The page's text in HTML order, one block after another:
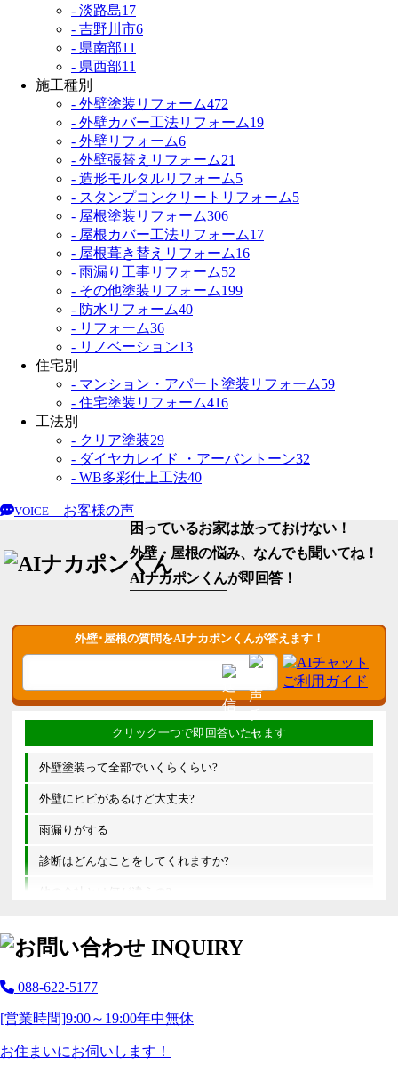
- 淡路島17
- 吉野川市6
- 県南部11
- 県西部11
施工種別
- 外壁塗装リフォーム472
- 外壁カバー工法リフォーム19
- 外壁リフォーム6
- 外壁張替えリフォーム21
- 造形モルタルリフォーム5
- スタンプコンクリートリフォーム5
- 屋根塗装リフォーム306
- 屋根カバー工法リフォーム17
- 屋根葺き替えリフォーム16
- 雨漏り工事リフォーム52
- その他塗装リフォーム199
- 防水リフォーム40
- リフォーム36
- リノベーション13
住宅別
- マンション・アパート塗装リフォーム59
- 住宅塗装リフォーム416
工法別
- クリア塗装29
- ダイヤカレイド ・アーバントーン32
- WB多彩仕上工法40
VOICE
お客様の声
困っているお家は放っておけない！
外壁・屋根の悩み、なんでも聞いてね！
AIナカポンくんが即回答！
外壁･屋根の質問をAIナカポンくんが答えます！
外壁塗装って全部でいくらくらい?
外壁にヒビがあるけど大丈夫?
雨漏りがする
診断はどんなことをしてくれますか?
他の会社とは何が違うの?
088-622-5177
[営業時間]9:00～19:00年中無休
お住まいにお伺いします！